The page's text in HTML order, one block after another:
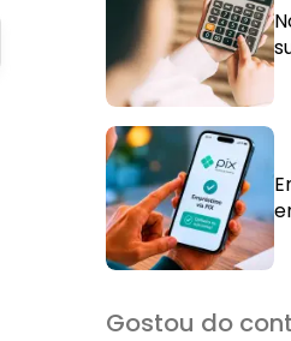
Gostou do